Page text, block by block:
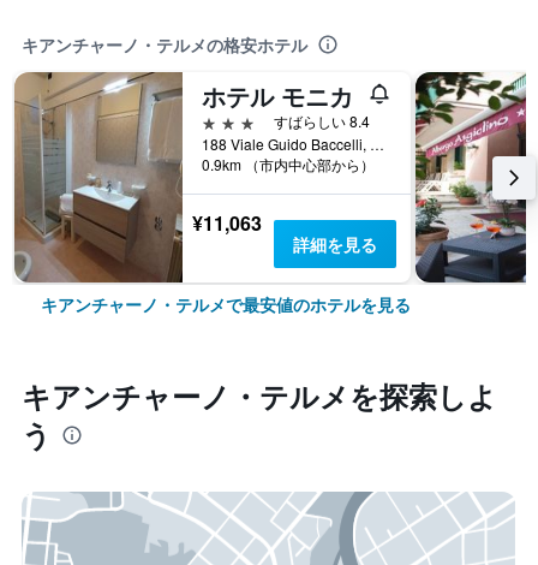
キアンチャーノ・テルメの格安ホテル
ホテル モニカ
3つ星
すばらしい 8.4
188 Viale Guido Baccelli, キアンチャーノ・テルメ, トスカーナ州, イタリア
0.9km （市内中心部から）
¥11,063
詳細を見る
キアンチャーノ・テルメで最安値のホテルを見る
キアンチャーノ・テルメ​を探索しよ
う